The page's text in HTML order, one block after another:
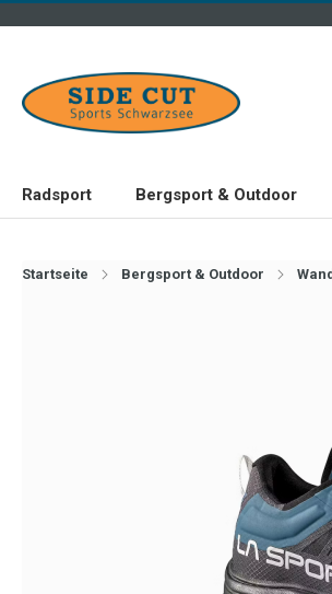
Radsport Bergsport & Outdoor
Startseite Bergsport & Outdoor